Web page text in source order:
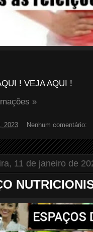
! VEJA AQUI !
»
2023 Nenhum comentário:
11 de janeiro de